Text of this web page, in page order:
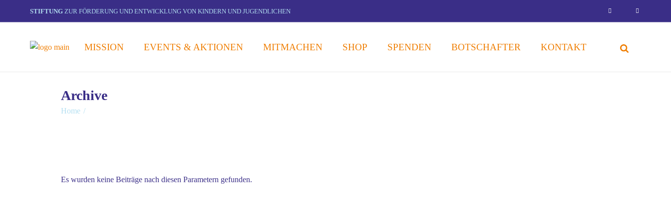
STIFTUNG ZUR FÖRDERUNG UND ENTWICKLUNG VON KINDERN UND JUGENDLICHEN
MISSION EVENTS & AKTIONEN MITMACHEN SHOP SPENDEN BOTSCHAFTER KONTAKT
Archive
Home
Es wurden keine Beiträge nach diesen Parametern gefunden.